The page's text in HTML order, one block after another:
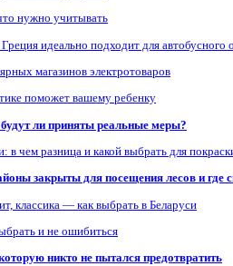
нужно учитывать
идеально подходит для автобусного
магазинов электротоваров
поможет вашему ребенку
ли приняты реальные меры?
в чем разница и какой выбрать для
закрыты для посещения лесов и где
классика — как выбрать в Беларуси
и не ошибиться
никто не пытался предотвратить